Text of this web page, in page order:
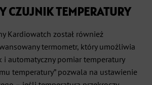
CZUJNIK TEMPERATURY
Kardiowatch został również
termometr, który umożliwia
i automatyczny pomiar temperatury
temperatury” pozwala na ustawienie